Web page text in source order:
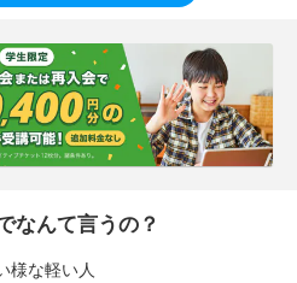
なんて言うの？
様な軽い人